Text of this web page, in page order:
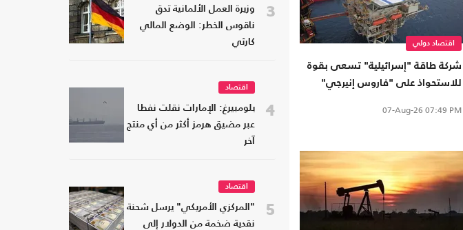
اقتصاد دولي
شركة طاقة "إسرائيلية" تسعى بقوة
للاستحواذ على "فاروس إنيرجي"
07-Aug-26 07:49 PM
3
وزيرة العمل الألمانية تدق
ناقوس الخطر: الوضع المالي
كارثي
4
اقتصاد
بلومبيرغ: الإمارات نقلت نفطا
عبر مضيق هرمز أكثر من أي منتج
آخر
5
اقتصاد
"المركزي الأمريكي" يرسل شحنة
نقدية ضخمة من الدولار إلى